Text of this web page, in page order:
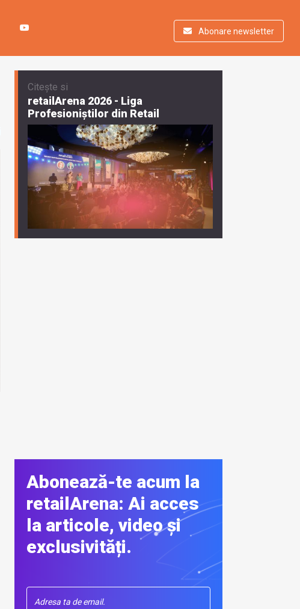
Abonare newsletter
Citește si
retailArena 2026 - Liga
Profesioniștilor din Retail
Abonează-te acum la
retailArena: Ai acces
la articole, video și
exclusivități.